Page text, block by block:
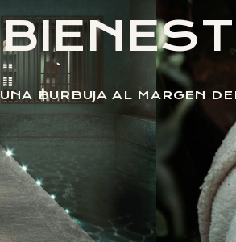
LAS
UNA BURBUJA AL MARGEN